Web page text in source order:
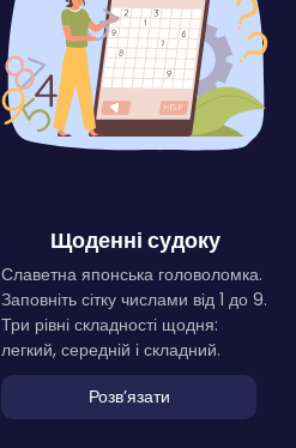
Щоденні судоку
Славетна японська головоломка.
Заповніть сітку числами від 1 до 9.
Три рівні складності щодня:
легкий, середній і складний.
Розвʼязати